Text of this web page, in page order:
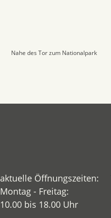
Nahe des Tor zum Nationalpark
aktuelle Öffnungszeiten:
Montag - Freitag:
10.00 bis 18.00 Uhr